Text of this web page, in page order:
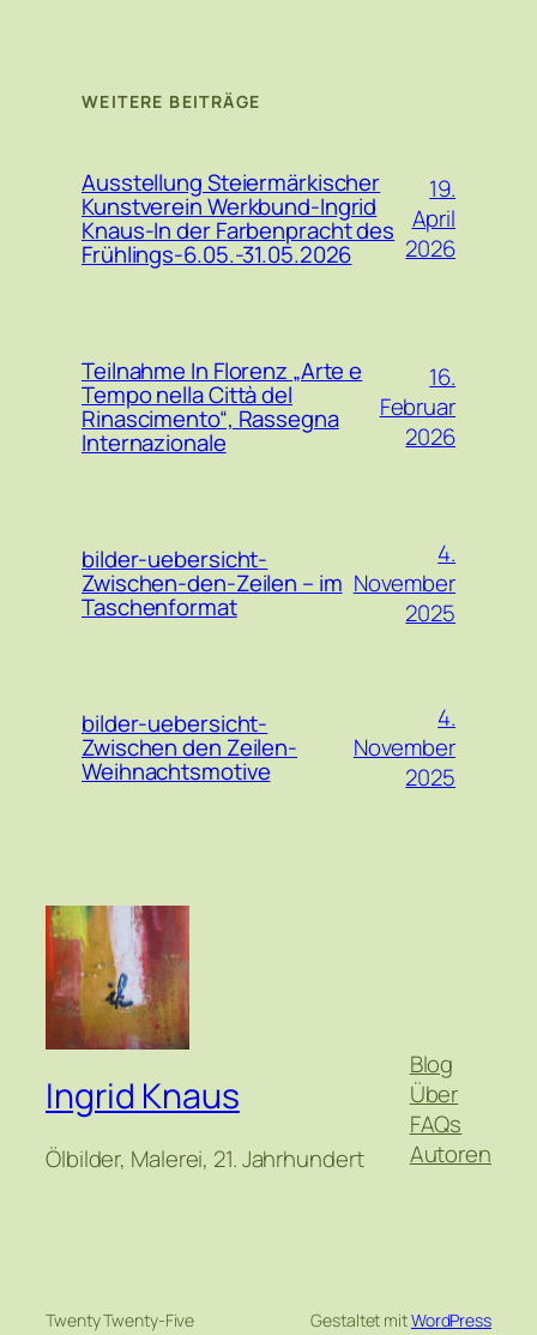
WEITERE BEITRÄGE
Ausstellung Steiermärkischer
Kunstverein Werkbund-Ingrid
Knaus-In der Farbenpracht des
Frühlings-6.05.-31.05.2026
19.
April
2026
Teilnahme In Florenz „Arte e
Tempo nella Città del
Rinascimento“, Rassegna
Internazionale
16.
Februar
2026
bilder-uebersicht-
Zwischen-den-Zeilen – im
Taschenformat
4.
November
2025
bilder-uebersicht-
Zwischen den Zeilen-
Weihnachtsmotive
4.
November
2025
Ingrid Knaus
Ölbilder, Malerei, 21. Jahrhundert
Blog
Über
FAQs
Autoren
Twenty Twenty-Five Gestaltet mitWordPress